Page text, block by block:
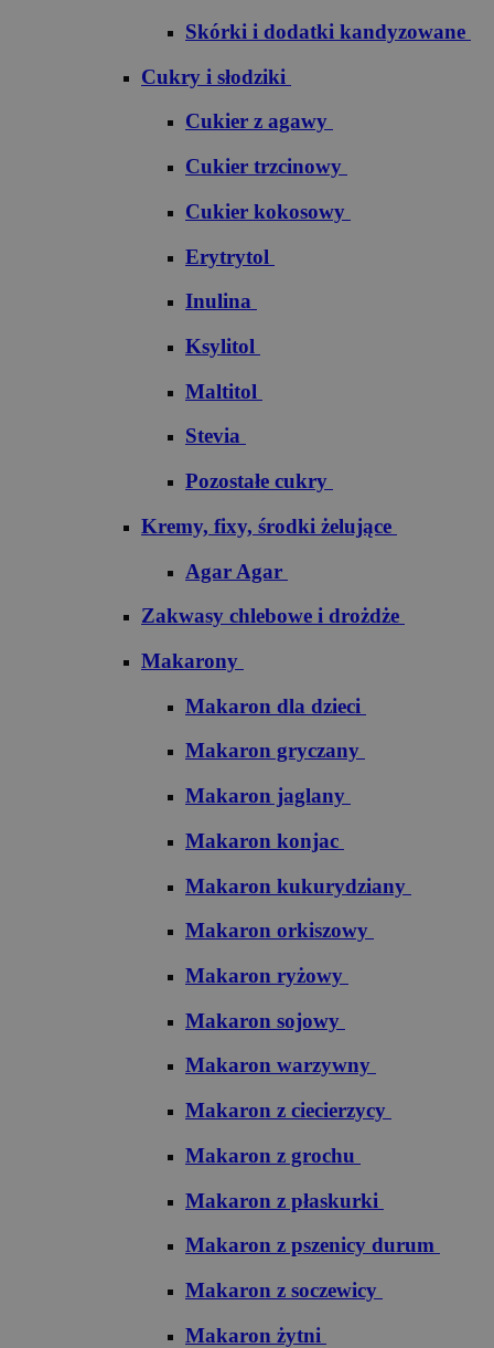
Skórki i dodatki kandyzowane
Cukry i słodziki
Cukier z agawy
Cukier trzcinowy
Cukier kokosowy
Erytrytol
Inulina
Ksylitol
Maltitol
Stevia
Pozostałe cukry
Kremy, fixy, środki żelujące
Agar Agar
Zakwasy chlebowe i drożdże
Makarony
Makaron dla dzieci
Makaron gryczany
Makaron jaglany
Makaron konjac
Makaron kukurydziany
Makaron orkiszowy
Makaron ryżowy
Makaron sojowy
Makaron warzywny
Makaron z ciecierzycy
Makaron z grochu
Makaron z płaskurki
Makaron z pszenicy durum
Makaron z soczewicy
Makaron żytni